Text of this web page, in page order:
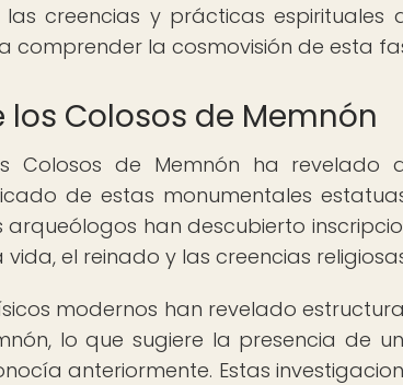
creencias y prácticas espirituales
comprender la cosmovisión de esta
Colosos de Memnón
Colosos de Memnón ha revelado
de estas monumentales
arqueólogos han descubierto
el reinado y las creencias
modernos han revelado
lo que sugiere la presencia de
anteriormente. Estas